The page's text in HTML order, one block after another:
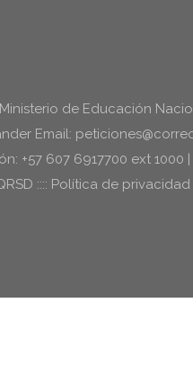
de Educación
Email:
+57 607 6917700 ext 1000
:::: Política de